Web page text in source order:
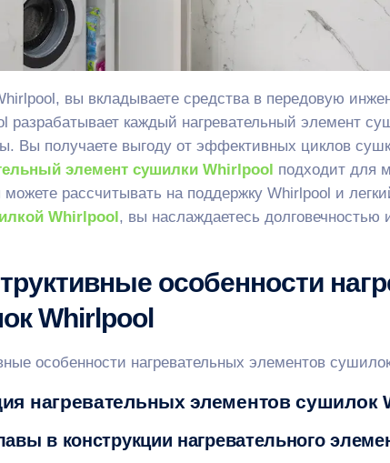
вы вкладываете средства в передовую
разрабатывает каждый нагревательный элемент
Вы получаете выгоду от эффективных циклов
элемент сушилки Whirlpool подходит для
рассчитывать на поддержку Whirlpool и
Whirlpool , вы наслаждаетесь долговечностью
особенности
Whirlpool
нагревательных элементов сушилок
в конструкции нагревательного